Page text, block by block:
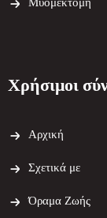
Χρήσιμοι
Αρχική
Σχετικά με
Όραμα Ζωής